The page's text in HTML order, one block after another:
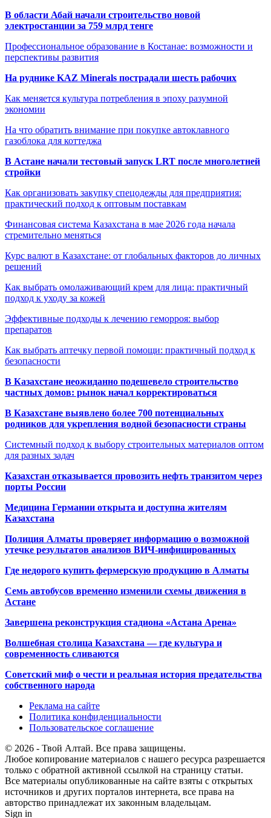
В области Абай начали строительство новой
электростанции за 759 млрд тенге
Профессиональное образование в Костанае: возможности и
перспективы развития
На руднике KAZ Minerals пострадали шесть рабочих
Как меняется культура потребления в эпоху разумной
экономии
На что обратить внимание при покупке автоклавного
газоблока для коттеджа
В Астане начали тестовый запуск LRT после многолетней
стройки
Как организовать закупку спецодежды для предприятия:
практический подход к оптовым поставкам
Финансовая система Казахстана в мае 2026 года начала
стремительно меняться
Курс валют в Казахстане: от глобальных факторов до личных
решений
Как выбрать омолаживающий крем для лица: практичный
подход к уходу за кожей
Эффективные подходы к лечению геморроя: выбор
препаратов
Как выбрать аптечку первой помощи: практичный подход к
безопасности
В Казахстане неожиданно подешевело строительство
частных домов: рынок начал корректироваться
В Казахстане выявлено более 700 потенциальных
родников для укрепления водной безопасности страны
Системный подход к выбору строительных материалов оптом
для разных задач
Казахстан отказывается провозить нефть транзитом через
порты России
Медицина Германии открыта и доступна жителям
Казахстана
Полиция Алматы проверяет информацию о возможной
утечке результатов анализов ВИЧ-инфицированных
Где недорого купить фермерскую продукцию в Алматы
Семь автобусов временно изменили схемы движения в
Астане
Завершена реконструкция стадиона «Астана Арена»
Волшебная столица Казахстана — где культура и
современность сливаются
Советский миф о чести и реальная история предательства
собственного народа
Реклама на сайте
Политика конфиденциальности
Пользовательское соглашение
© 2026 - Твой Алтай. Все права защищены.
Любое копирование материалов с нашего ресурса разрешается
только с обратной активной ссылкой на страницу статьи.
Все материалы опубликованные на сайте взяты с открытых
источников и других порталов интернета, все права на
авторство принадлежат их законным владельцам.
Sign in